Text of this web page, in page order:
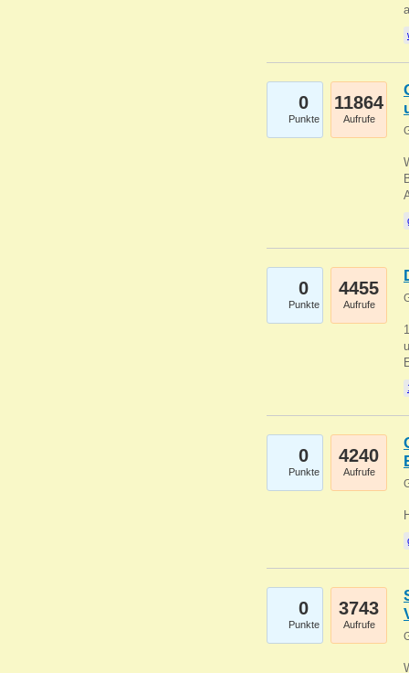
0
Punkte
11864
Aufrufe
0
Punkte
4455
Aufrufe
0
Punkte
4240
Aufrufe
0
Punkte
3743
Aufrufe